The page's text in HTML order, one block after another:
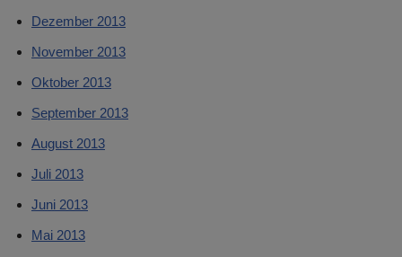
Dezember 2013
November 2013
Oktober 2013
September 2013
August 2013
Juli 2013
Juni 2013
Mai 2013